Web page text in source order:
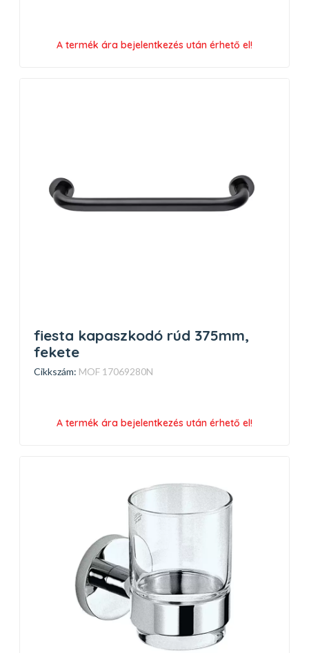
A termék ára bejelentkezés után érhető el!
fiesta kapaszkodó rúd 375mm,
fekete
Cikkszám: MOF 17069280N
A termék ára bejelentkezés után érhető el!